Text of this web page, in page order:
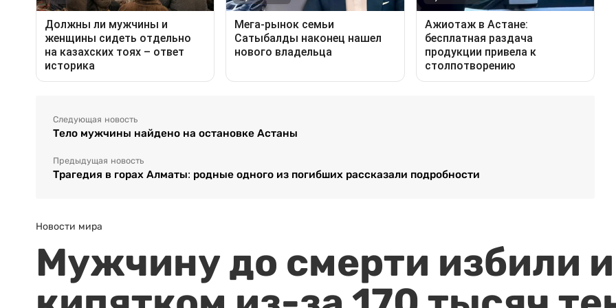
Следующая новость
Тело мужчины найдено на остановке Астаны
Предыдущая новость
Трагедия в горах Алматы: родные одного из погибших рассказали подробности
Новости мира
Мужчину до смерти избили